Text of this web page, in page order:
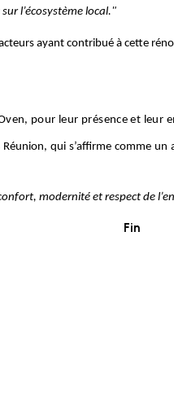
l’écosystème local."
ayant contribué à cette
pour leur présence et leur
qui s’affirme comme
modernité et respect de
Fin